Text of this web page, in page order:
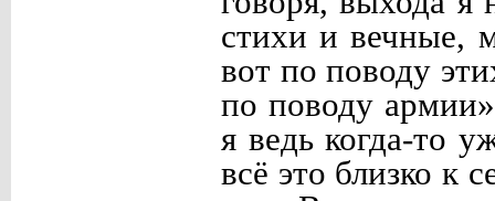
стихи и вечные,
вот по поводу
по поводу
я ведь когда-то
всё это близко к